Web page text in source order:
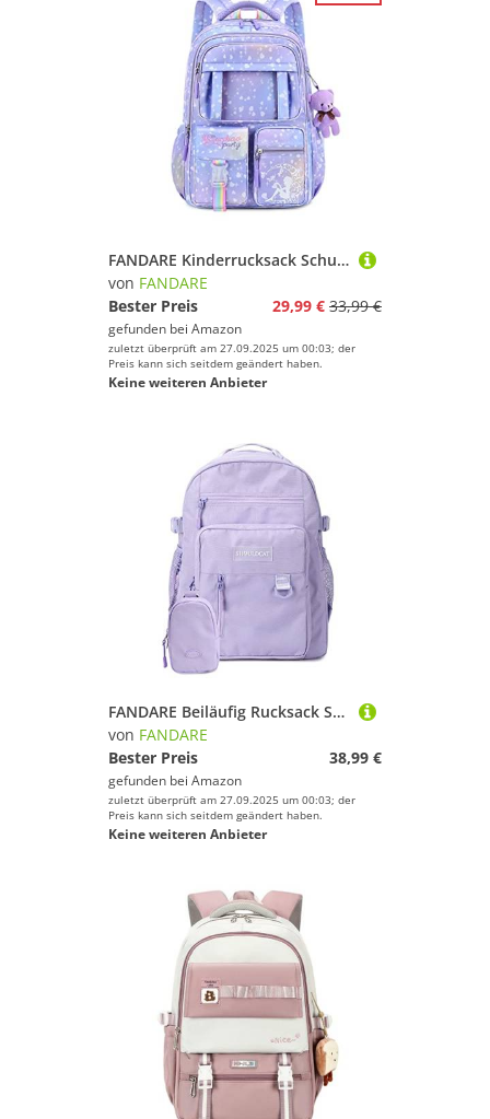
FANDARE Kinderrucksack Schulranzen Schultaschen Mädchen Schulrucksack Kinder Schultasche für 4-9 Klasse Schüler Outdoor Reise Daypacks Kindergartentasche Rucksack mit Plüschanhänger Violett
von FANDARE
Bester Preis
29,99 € 33,99 €
gefunden bei Amazon
zuletzt überprüft am 27.09.2025 um 00:03; der
Preis kann sich seitdem geändert haben.
Keine weiteren Anbieter
FANDARE Beiläufig Rucksack Schulrucksack Schulranzen Daypacks mit 15.6 Zoll Laptopfach Schultaschen mit Handytasche Mädchen Junge Kinderrucksack für Universität Reisen Freizeit Violett
von FANDARE
Bester Preis
38,99 €
gefunden bei Amazon
zuletzt überprüft am 27.09.2025 um 00:03; der
Preis kann sich seitdem geändert haben.
Keine weiteren Anbieter